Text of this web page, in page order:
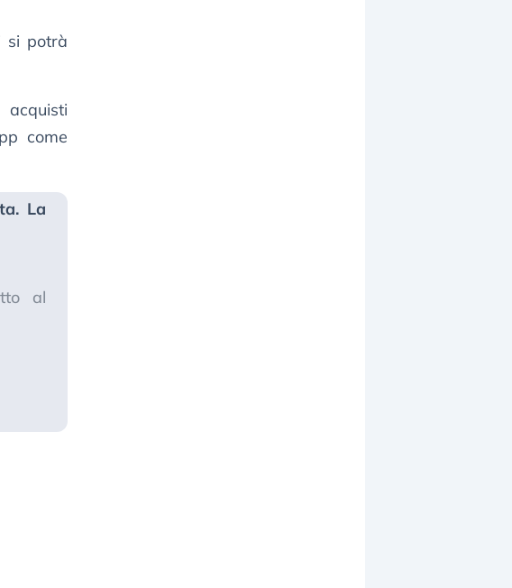
si potrà
come
La
al